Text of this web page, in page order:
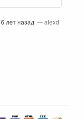
6 лет назад —alexd